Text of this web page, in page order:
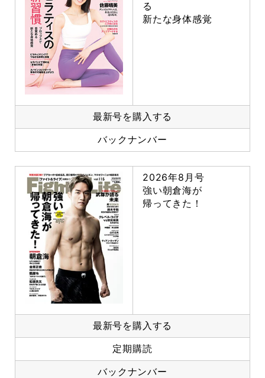
る
新たな身体感覚
最新号を購入する
バックナンバー
2026年8月号
強い朝倉海が
帰ってきた！
最新号を購入する
定期購読
バックナンバー